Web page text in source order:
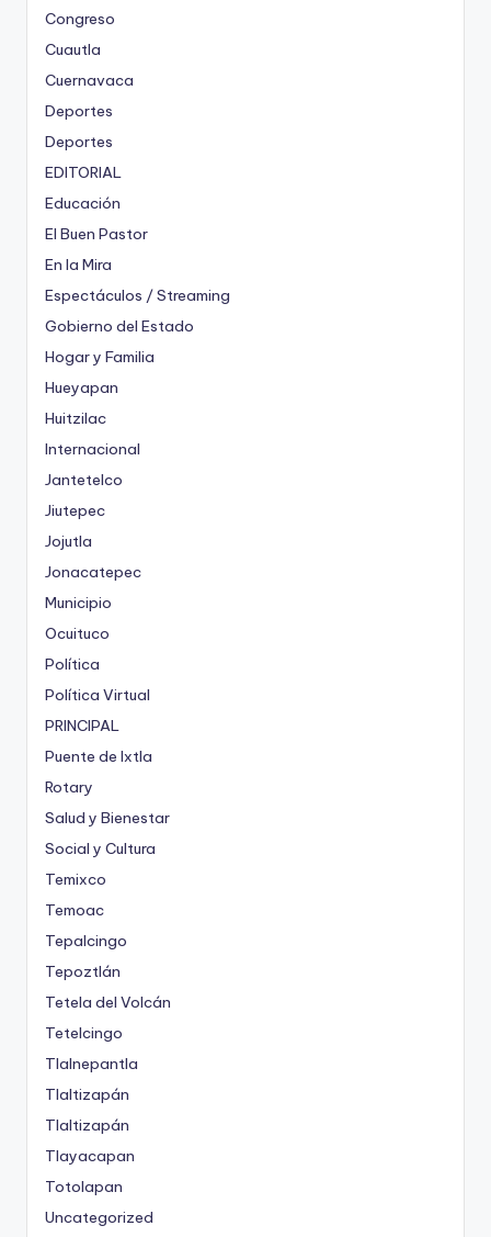
Congreso
Cuautla
Cuernavaca
Deportes
Deportes
EDITORIAL
Educación
El Buen Pastor
En la Mira
Espectáculos / Streaming
Gobierno del Estado
Hogar y Familia
Hueyapan
Huitzilac
Internacional
Jantetelco
Jiutepec
Jojutla
Jonacatepec
Municipio
Ocuituco
Política
Política Virtual
PRINCIPAL
Puente de Ixtla
Rotary
Salud y Bienestar
Social y Cultura
Temixco
Temoac
Tepalcingo
Tepoztlán
Tetela del Volcán
Tetelcingo
Tlalnepantla
Tlaltizapán
Tlaltizapán
Tlayacapan
Totolapan
Uncategorized